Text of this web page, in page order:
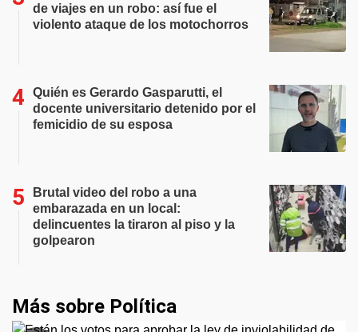
de viajes en un robo: así fue el
violento ataque de los motochorros
Quién es Gerardo Gasparutti, el
docente universitario detenido por el
femicidio de su esposa
Brutal video del robo a una
embarazada en un local:
delincuentes la tiraron al piso y la
golpearon
Más sobre Política